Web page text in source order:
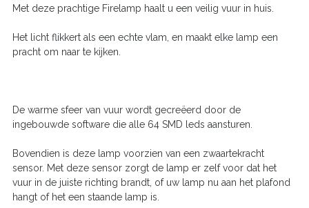
Met deze prachtige Firelamp haalt u een veilig vuur in huis.
Het licht flikkert als een echte vlam, en maakt elke lamp een
pracht om naar te kijken.
De warme sfeer van vuur wordt gecreëerd door de
ingebouwde software die alle 64 SMD leds aansturen.
Bovendien is deze lamp voorzien van een zwaartekracht
sensor. Met deze sensor zorgt de lamp er zelf voor dat het
vuur in de juiste richting brandt, of uw lamp nu aan het plafond
hangt of het een staande lamp is.